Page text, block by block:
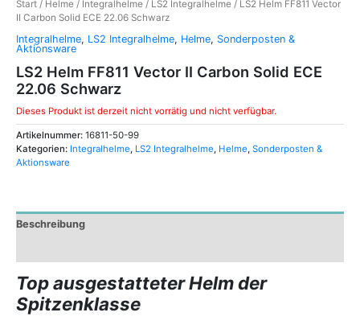
Start / Helme / Integralhelme / LS2 Integralhelme / LS2 Helm FF811 Vector
II Carbon Solid ECE 22.06 Schwarz
Integralhelme, LS2 Integralhelme, Helme, Sonderposten &
Aktionsware
LS2 Helm FF811 Vector II Carbon Solid ECE
22.06 Schwarz
Dieses Produkt ist derzeit nicht vorrätig und nicht verfügbar.
Artikelnummer: 16811-50-99
Kategorien: Integralhelme, LS2 Integralhelme, Helme, Sonderposten &
Aktionsware
Beschreibung
Top ausgestatteter Helm der
Spitzenklasse